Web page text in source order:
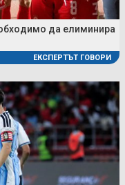
да елиминира
ЕКСПЕРТЪТ ГОВОРИ